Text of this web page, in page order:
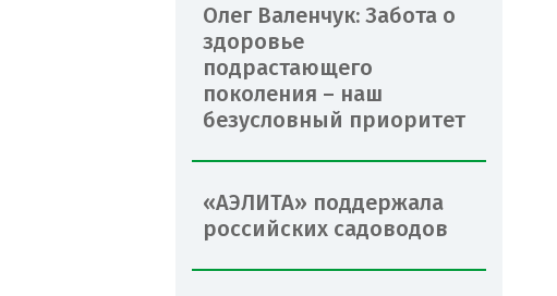
Олег Валенчук: Забота о
здоровье
подрастающего
поколения – наш
безусловный приоритет
«АЭЛИТА» поддержала
российских садоводов